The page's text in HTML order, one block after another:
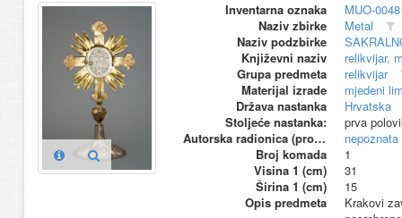
Inventarna oznaka
MUO-
Naziv zbirke
Metal
Naziv podzbirke
Književni naziv
relikvijar,
Grupa predmeta
relikvijar
Materijal izrade
mjedeni
Država nastanka
Hrvatska
Stoljeće nastanka:
prva
Autorska radionica (proizvođač)
nepoznata
Broj komada
1
Visina 1 (cm)
31
Širina 1 (cm)
15
Opis predmeta
Krakovi